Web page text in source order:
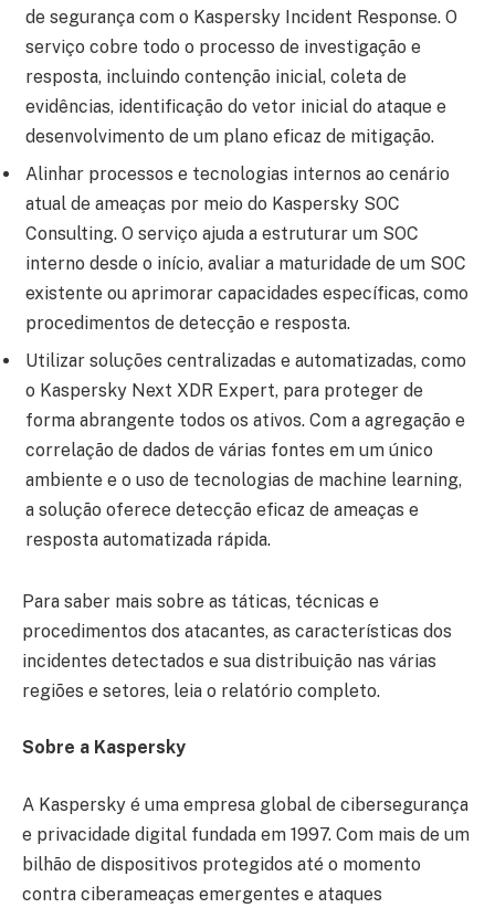
de segurança com o Kaspersky Incident Response. O
serviço cobre todo o processo de investigação e
resposta, incluindo contenção inicial, coleta de
evidências, identificação do vetor inicial do ataque e
desenvolvimento de um plano eficaz de mitigação.
Alinhar processos e tecnologias internos ao cenário
atual de ameaças por meio do Kaspersky SOC
Consulting. O serviço ajuda a estruturar um SOC
interno desde o início, avaliar a maturidade de um SOC
existente ou aprimorar capacidades específicas, como
procedimentos de detecção e resposta.
Utilizar soluções centralizadas e automatizadas, como
o Kaspersky Next XDR Expert, para proteger de
forma abrangente todos os ativos. Com a agregação e
correlação de dados de várias fontes em um único
ambiente e o uso de tecnologias de machine learning,
a solução oferece detecção eficaz de ameaças e
resposta automatizada rápida.
Para saber mais sobre as táticas, técnicas e
procedimentos dos atacantes, as características dos
incidentes detectados e sua distribuição nas várias
regiões e setores, leia o relatório completo.
Sobre a Kaspersky
A Kaspersky é uma empresa global de cibersegurança
e privacidade digital fundada em 1997. Com mais de um
bilhão de dispositivos protegidos até o momento
contra ciberameaças emergentes e ataques